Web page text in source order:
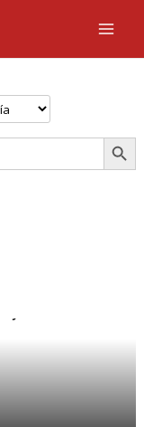
BOTÓN DE